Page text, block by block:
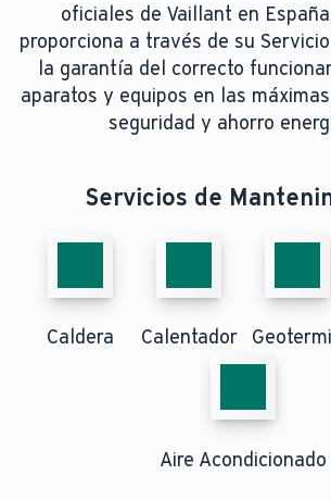
oficiales de Vaillant en
proporciona a través de su
la garantía del correcto
aparatos y equipos en las
seguridad y ahorro
Servicios de
Caldera Calentador
Aire Acondicionado